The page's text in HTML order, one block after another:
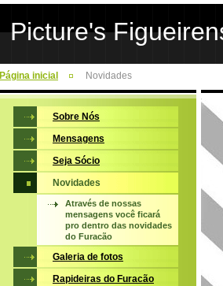
Picture's
Página inicial Novidades
Sobre Nós
Mensagens
Seja Sócio
Novidades
Através de nossas
mensagens você ficará
pro dentro das novidades
do Furacão
Galeria de fotos
Rapideiras do Furacão